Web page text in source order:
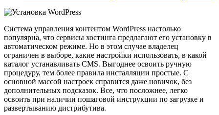
Система управления контентом WordPress настолько
популярна, что сервисы хостинга предлагают его установку в
автоматическом режиме. Но в этом случае владелец
ограничен в выборе, какие настройки использовать, в какой
каталог устанавливать CMS. Выгоднее освоить ручную
процедуру, тем более правила инсталляции простые. С
основной массой настроек справится даже новичок, без
дополнительных подсказок. Все, что посложнее, легко
освоить при наличии пошаговой инструкции по загрузке и
развертыванию дистрибутива.